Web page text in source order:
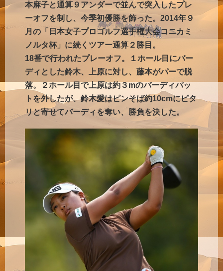
本麻子と通算９アンダーで並んで突入したプレ
ーオフを制し、今季初優勝を飾った。2014年９
月の「日本女子プロゴルフ選手権大会コニカミ
ノルタ杯」に続くツアー通算２勝目。
18番で行われたプレーオフ。１ホール目にバー
ディとした鈴木、上原に対し、藤本がパーで脱
落。２ホール目で上原は約３mのバーディパッ
トを外したが、鈴木愛はピンそば約10cmにピタ
リと寄せてバーディを奪い、勝負を決した。